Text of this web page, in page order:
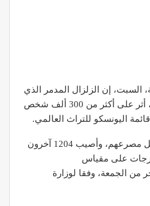
السبت، إن الزلزال المدمر الذي
ضرب المغرب أمس الجمعة، أثر على أكثر من 300 ألف شخص
اليونسكو للتراث العالمي.
ولقي 1037 شخصا على الأقل مصرعهم، وأصيب 1204 آخرون
ضرب زلزال بقوة 7 درجات على مقياس
الجمعة، وفقا لوزارة